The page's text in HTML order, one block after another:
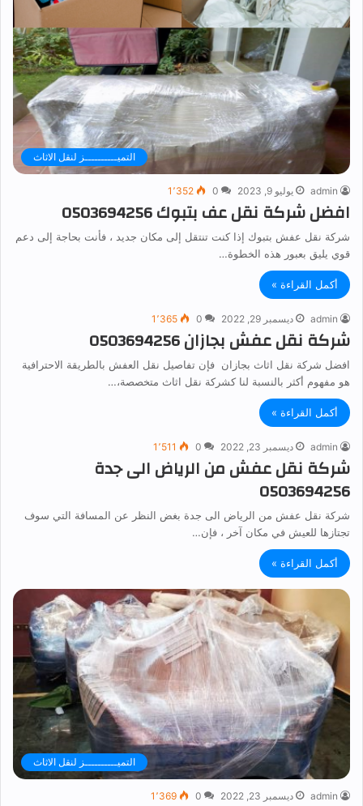
التميــــــــــز لنقل الاثاث
admin يوليو 9, 2023 0 1٬352
افضل شركة نقل عف بتبوك 0503694256
شركة نقل عفش بتبوك إذا كنت تنتقل إلى مكان جديد ، فأنت بحاجة إلى دعم
قوي يليق بعبور هذه الخطوة…
أكمل القراءة »
admin ديسمبر 29, 2022 0 1٬365
شركة نقل عفش بجازان 0503694256
افضل شركة نقل اثاث بجازان فإن تفاصيل نقل العفش بالطريقة الاحترافية
هو مفهوم أكثر بالنسبة لنا كشركة نقل اثاث متخصصة،…
أكمل القراءة »
admin ديسمبر 23, 2022 0 1٬511
شركة نقل عفش من الرياض الى جدة
0503694256
شركة نقل عفش من الرياض الى جدة بغض النظر عن المسافة التي سوف
تجتازها للعيش في مكان آخر ، فإن…
أكمل القراءة »
التميــــــــــز لنقل الاثاث
admin ديسمبر 23, 2022 0 1٬369